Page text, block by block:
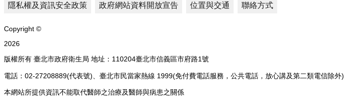
隱私權及資訊安全政策 政府網站資料開放宣告 位置與交通 聯絡方式
Copyright ©
2026
版權所有 臺北市政府衛生局 地址：110204臺北市信義區市府路1號
電話：02-27208889(代表號)、臺北市民當家熱線 1999(免付費電話服務，公共電話，放心講及第二類電信除外)
本網站所提供資訊不能取代醫師之治療及醫師與病患之關係